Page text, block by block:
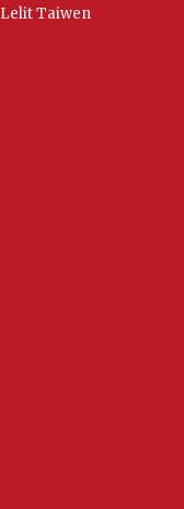
Lelit Taiwen